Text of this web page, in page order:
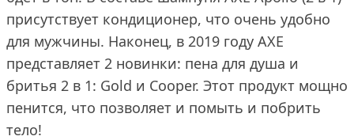
присутствует кондиционер, что очень удобно
для мужчины. Наконец, в 2019 году AXE
представляет 2 новинки: пена для душа и
бритья 2 в 1: Gold и Cooper. Этот продукт мощно
пенится, что позволяет и помыть и побрить
тело!